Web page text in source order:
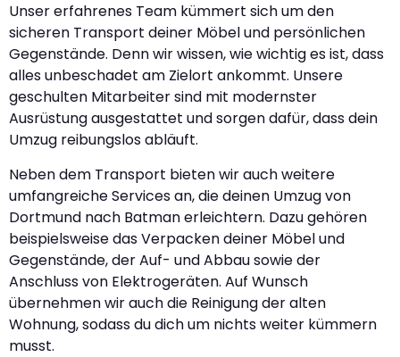
Unser erfahrenes Team kümmert sich um den
sicheren Transport deiner Möbel und persönlichen
Gegenstände. Denn wir wissen, wie wichtig es ist, dass
alles unbeschadet am Zielort ankommt. Unsere
geschulten Mitarbeiter sind mit modernster
Ausrüstung ausgestattet und sorgen dafür, dass dein
Umzug reibungslos abläuft.
Neben dem Transport bieten wir auch weitere
umfangreiche Services an, die deinen Umzug von
Dortmund nach Batman erleichtern. Dazu gehören
beispielsweise das Verpacken deiner Möbel und
Gegenstände, der Auf- und Abbau sowie der
Anschluss von Elektrogeräten. Auf Wunsch
übernehmen wir auch die Reinigung der alten
Wohnung, sodass du dich um nichts weiter kümmern
musst.